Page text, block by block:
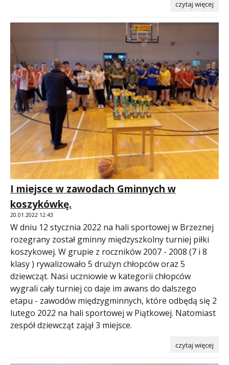
czytaj więcej
I miejsce w zawodach Gminnych w
koszykówkę.
20.01.2022 12:43
W dniu 12 stycznia 2022 na hali sportowej w Brzeznej
rozegrany został gminny międzyszkolny turniej piłki
koszykowej. W grupie z roczników 2007 - 2008 (7 i 8
klasy ) rywalizowało 5 drużyn chłopców oraz 5
dziewcząt. Nasi uczniowie w kategorii chłopców
wygrali cały turniej co daje im awans do dalszego
etapu - zawodów międzygminnych, które odbędą się 2
lutego 2022 na hali sportowej w Piątkowej. Natomiast
zespół dziewcząt zajął 3 miejsce.
czytaj więcej